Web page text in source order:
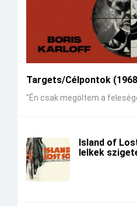
Targets/Célpontok
"Én csak megöltem a
Island of
lelkek